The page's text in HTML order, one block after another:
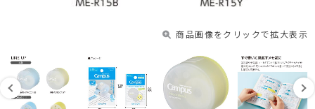
商品画像をクリックで拡大表示